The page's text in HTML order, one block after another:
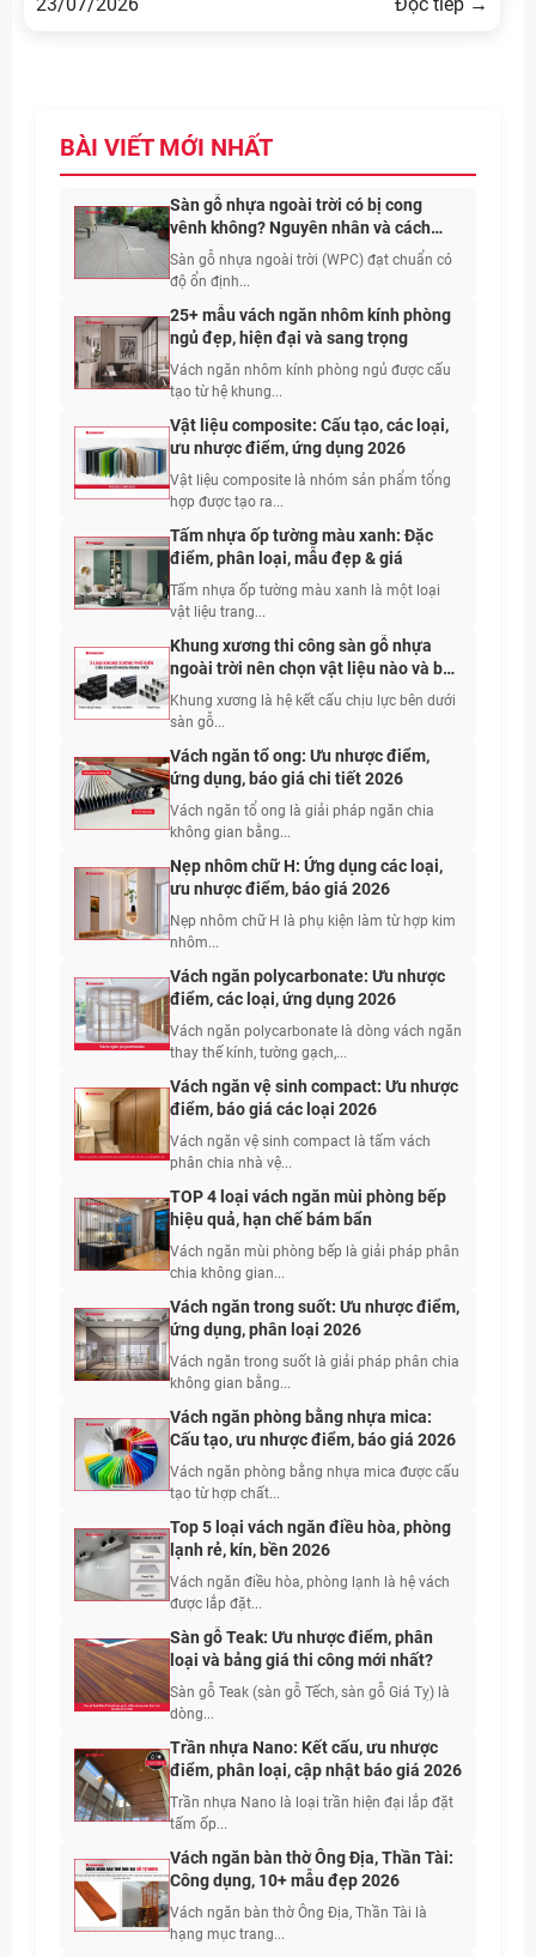
23/07/2026
Đọc tiếp →
BÀI VIẾT MỚI NHẤT
Sàn gỗ nhựa ngoài trời có bị cong
vênh không? Nguyên nhân và cách
hạn chế
Sàn gỗ nhựa ngoài trời (WPC) đạt chuẩn có
độ ổn định...
25+ mẫu vách ngăn nhôm kính phòng
ngủ đẹp, hiện đại và sang trọng
Vách ngăn nhôm kính phòng ngủ được cấu
tạo từ hệ khung...
Vật liệu composite: Cấu tạo, các loại,
ưu nhược điểm, ứng dụng 2026
Vật liệu composite là nhóm sản phẩm tổng
hợp được tạo ra...
Tấm nhựa ốp tường màu xanh: Đặc
điểm, phân loại, mẫu đẹp & giá
Tấm nhựa ốp tường màu xanh là một loại
vật liệu trang...
Khung xương thi công sàn gỗ nhựa
ngoài trời nên chọn vật liệu nào và bố
trí khoảng cách bao nhiêu?
Khung xương là hệ kết cấu chịu lực bên dưới
sàn gỗ...
Vách ngăn tổ ong: Ưu nhược điểm,
ứng dụng, báo giá chi tiết 2026
Vách ngăn tổ ong là giải pháp ngăn chia
không gian bằng...
Nẹp nhôm chữ H: Ứng dụng các loại,
ưu nhược điểm, báo giá 2026
Nẹp nhôm chữ H là phụ kiện làm từ hợp kim
nhôm...
Vách ngăn polycarbonate: Ưu nhược
điểm, các loại, ứng dụng 2026
Vách ngăn polycarbonate là dòng vách ngăn
thay thế kính, tường gạch,...
Vách ngăn vệ sinh compact: Ưu nhược
điểm, báo giá các loại 2026
Vách ngăn vệ sinh compact là tấm vách
phân chia nhà vệ...
TOP 4 loại vách ngăn mùi phòng bếp
hiệu quả, hạn chế bám bẩn
Vách ngăn mùi phòng bếp là giải pháp phân
chia không gian...
Vách ngăn trong suốt: Ưu nhược điểm,
ứng dụng, phân loại 2026
Vách ngăn trong suốt là giải pháp phân chia
không gian bằng...
Vách ngăn phòng bằng nhựa mica:
Cấu tạo, ưu nhược điểm, báo giá 2026
Vách ngăn phòng bằng nhựa mica được cấu
tạo từ hợp chất...
Top 5 loại vách ngăn điều hòa, phòng
lạnh rẻ, kín, bền 2026
Vách ngăn điều hòa, phòng lạnh là hệ vách
được lắp đặt...
Sàn gỗ Teak: Ưu nhược điểm, phân
loại và bảng giá thi công mới nhất?
Sàn gỗ Teak (sàn gỗ Tếch, sàn gỗ Giá Tỵ) là
dòng...
Trần nhựa Nano: Kết cấu, ưu nhược
điểm, phân loại, cập nhật báo giá 2026
Trần nhựa Nano là loại trần hiện đại lắp đặt
tấm ốp...
Vách ngăn bàn thờ Ông Địa, Thần Tài:
Công dụng, 10+ mẫu đẹp 2026
Vách ngăn bàn thờ Ông Địa, Thần Tài là
hạng mục trang...